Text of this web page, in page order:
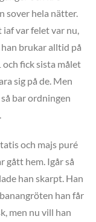
sover hela nätter.
iaf var felet var nu,
brukar alltid på
och fick sista målet
sig på de. Men
bar ordningen
och majs puré
gått hem. Igår så
han skarpt. Han
han får
men nu vill han